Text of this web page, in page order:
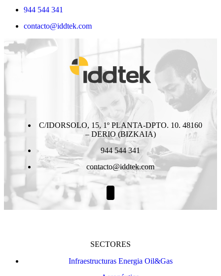
944 544 341
contacto@iddtek.com
C/IDORSOLO, 15, 1º PLANTA-DPTO. 10. 48160
– DERIO (BIZKAIA)
944 544 341
contacto@iddtek.com
SECTORES
Infraestructuras Energia Oil&Gas